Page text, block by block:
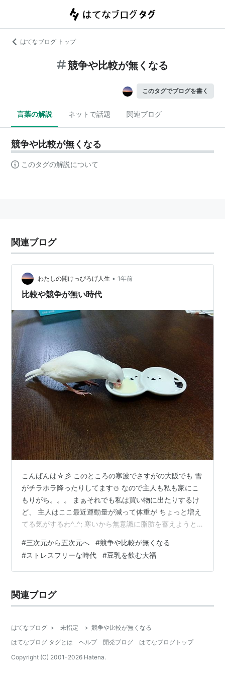
はてなブログ トップ
競争や比較が無くなる
このタグでブログを書く
言葉の解説 ネットで話題 関連ブログ
競争や比較が無くなる
このタグの解説について
関連ブログ
わたしの開けっぴろげ人生 • 1年前
比較や競争が無い時代
こんばんは☆彡 このところの寒波でさすがの大阪でも 雪
がチラホラ降ったりしてます⛄ なので主人も私も家にこ
もりがち。。。 まぁそれでも私は買い物に出たりするけ
ど、 主人はここ最近運動量が減って体重が ちょっと増え
てる気がするわ^_^; 寒いから無意識に脂肪を蓄えようと
⁕≈⁕≈⁕≈⁕≈⁕≈⁕≈⁕≈⁕≈⁕≈⁕≈⁕≈⁕≈⁕≈⁕≈⁕≈⁕≈ 先日のオフ会
でしろくまさんもおっしゃってたけど、 今地球は三次元
から五次元に移行してて、 人は競争や比較をしなくなる
な(^^♪ 私の生きて来た時代は常に誰か…
#三次元から五次元へ #競争や比較が無くなる
#ストレスフリーな時代 #豆乳を飲む大福
関連ブログ
はてなブログ > 未指定 > 競争や比較が無くなる
はてなブログ タグとは
ヘルプ 開発ブログ
はてなブログトップ
Copyright (C) 2001-2026 Hatena.